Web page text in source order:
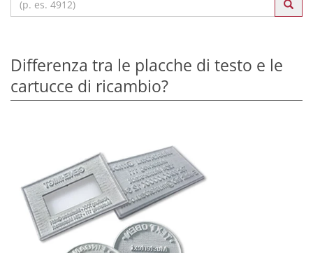
Differenza tra le placche di testo e le
cartucce di ricambio?